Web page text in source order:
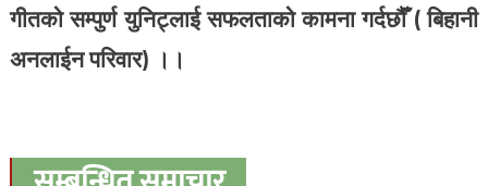
गीतको सम्पुर्ण युनिट्लाई सफलताको कामना गर्दछौँ ( बिहानी
अनलाईन परिवार) ।।